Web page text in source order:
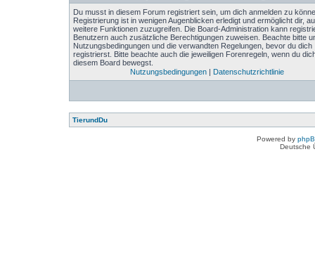
Du musst in diesem Forum registriert sein, um dich anmelden zu
Registrierung ist in wenigen Augenblicken erledigt und ermöglicht dir,
weitere Funktionen zuzugreifen. Die Board-Administration kann
Benutzern auch zusätzliche Berechtigungen zuweisen. Beachte bitte
Nutzungsbedingungen und die verwandten Regelungen, bevor du dich
registrierst. Bitte beachte auch die jeweiligen Forenregeln, wenn du
diesem Board bewegst.
Nutzungsbedingungen| Datenschutzrichtlinie
TierundDu
Powered by
Deutsche